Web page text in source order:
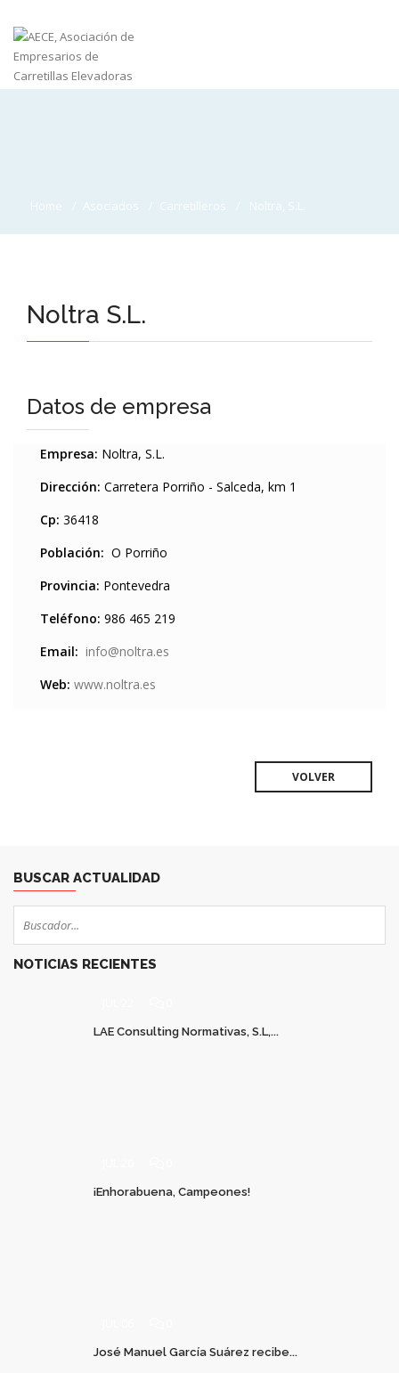
Home Asociados Carretilleros Noltra, S.L.
Noltra S.L.
Datos de empresa
Empresa: Noltra, S.L.
Dirección: Carretera Porriño - Salceda, km 1
Cp: 36418
Población: O Porriño
Provincia: Pontevedra
Teléfono: 986 465 219
Email: info@noltra.es
Web: www.noltra.es
VOLVER
BUSCAR ACTUALIDAD
NOTICIAS RECIENTES
LAE Consulting Normativas, S.L,...
¡Enhorabuena, Campeones!
José Manuel García Suárez recibe...